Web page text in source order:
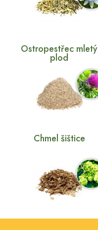
Ostropestřec mletý
plod
Chmel šištice